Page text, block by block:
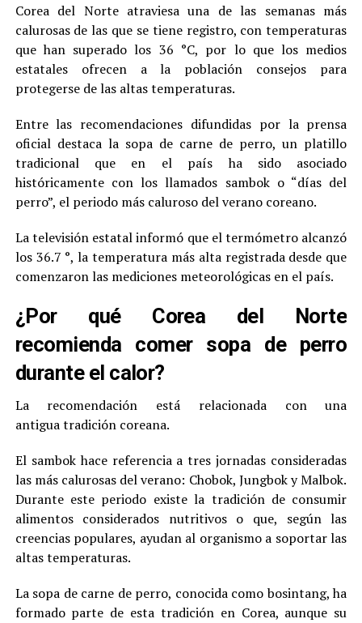
Corea del Norte atraviesa una de las semanas más
calurosas de las que se tiene registro, con temperaturas
que han superado los 36 °C, por lo que los medios
estatales ofrecen a la población consejos para
protegerse de las altas temperaturas.
Entre las recomendaciones difundidas por la prensa
oficial destaca la sopa de carne de perro, un platillo
tradicional que en el país ha sido asociado
históricamente con los llamados sambok o “días del
perro”, el periodo más caluroso del verano coreano.
La televisión estatal informó que el termómetro alcanzó
los 36.7 °, la temperatura más alta registrada desde que
comenzaron las mediciones meteorológicas en el país.
¿Por qué Corea del Norte
recomienda comer sopa de perro
durante el calor?
La recomendación está relacionada con una
antigua tradición coreana.
El sambok hace referencia a tres jornadas consideradas
las más calurosas del verano: Chobok, Jungbok y Malbok.
Durante este periodo existe la tradición de consumir
alimentos considerados nutritivos o que, según las
creencias populares, ayudan al organismo a soportar las
altas temperaturas.
La sopa de carne de perro, conocida como bosintang, ha
formado parte de esta tradición en Corea, aunque su